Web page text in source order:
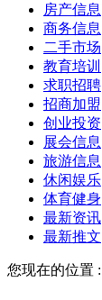
房产信息
商务信息
二手市场
教育培训
求职招聘
招商加盟
创业投资
展会信息
旅游信息
休闲娱乐
体育健身
最新资讯
最新推文
您现在的位置 :